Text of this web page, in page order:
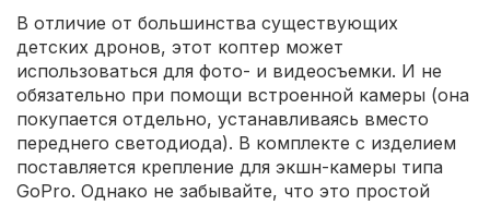
В отличие от большинства существующих
детских дронов, этот коптер может
использоваться для фото- и видеосъемки. И не
обязательно при помощи встроенной камеры (она
покупается отдельно, устанавливаясь вместо
переднего светодиода). В комплекте с изделием
поставляется крепление для экшн-камеры типа
GoPro. Однако не забывайте, что это простой